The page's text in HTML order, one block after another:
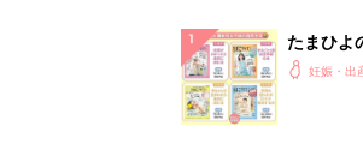
たまひよ
妊娠・出